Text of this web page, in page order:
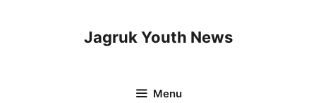
Jagruk Youth News
Menu